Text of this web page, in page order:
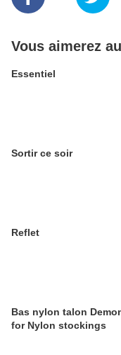
Vous aimerez
Essentiel
Sortir ce soir
Reflet
Bas nylon talon
for Nylon stockings